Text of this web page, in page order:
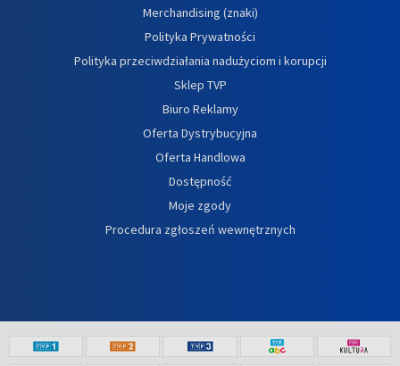
Merchandising (znaki)
Polityka Prywatności
Polityka przeciwdziałania nadużyciom i korupcji
Sklep TVP
Biuro Reklamy
Oferta Dystrybucyjna
Oferta Handlowa
Dostępność
Moje zgody
Procedura zgłoszeń wewnętrznych